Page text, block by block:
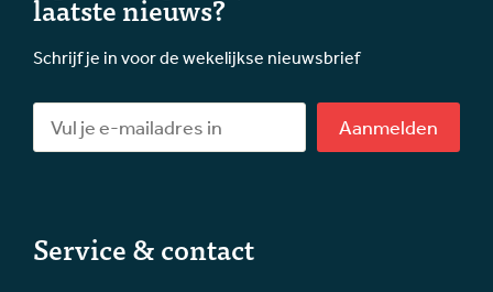
Schrijf je in voor de wekelijkse nieuwsbrief
Aanmelden
Service & contact